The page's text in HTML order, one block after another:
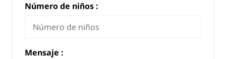
Número de niños :
Mensaje :